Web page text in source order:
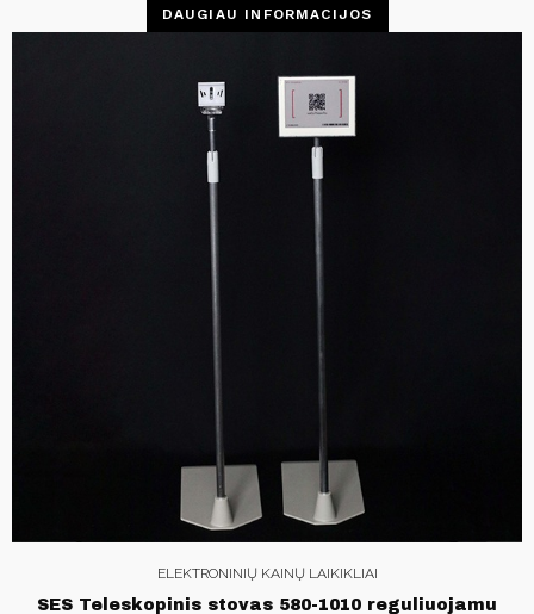
DAUGIAU INFORMACIJOS
ELEKTRONINIŲ KAINŲ LAIKIKLIAI
SES Teleskopinis stovas 580-1010 reguliuojamu